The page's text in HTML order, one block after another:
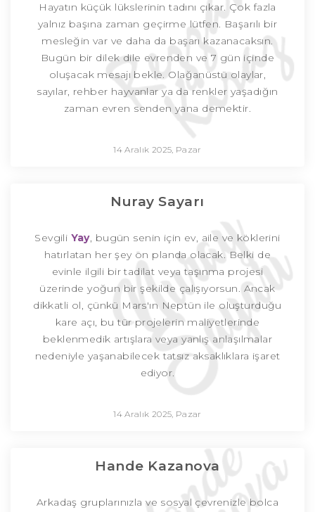
Hayatın küçük lükslerinin tadını çıkar. Çok fazla
yalnız başına zaman geçirme lütfen. Başarılı bir
mesleğin var ve daha da başarı kazanacaksın.
Bugün bir dilek dile evrenden ve 7 gün içinde
oluşacak mesajı bekle. Olağanüstü olaylar,
sayılar, rehber hayvanlar ya da renkler yaşadığın
zaman evren senden yana demektir.
14 Aralık 2025, Pazar
Nuray Sayarı
Sevgili Yay, bugün senin için ev, aile ve köklerini
hatırlatan her şey ön planda olacak. Belki de
evinle ilgili bir tadilat veya taşınma projesi
üzerinde yoğun bir şekilde çalışıyorsun. Ancak
dikkatli ol, çünkü Mars'ın Neptün ile oluşturduğu
kare açı, bu tür projelerin maliyetlerinde
beklenmedik artışlara veya yanlış anlaşılmalar
nedeniyle yaşanabilecek tatsız aksaklıklara işaret
ediyor.
14 Aralık 2025, Pazar
Hande Kazanova
Arkadaş gruplarınızla ve sosyal çevrenizle bolca